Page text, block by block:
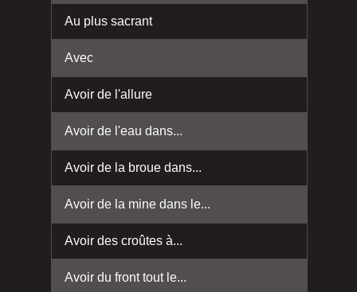
Au plus sacrant
Avec
Avoir de l'allure
Avoir de l'eau dans...
Avoir de la broue dans...
Avoir de la mine dans le...
Avoir des croûtes à...
Avoir du front tout le...